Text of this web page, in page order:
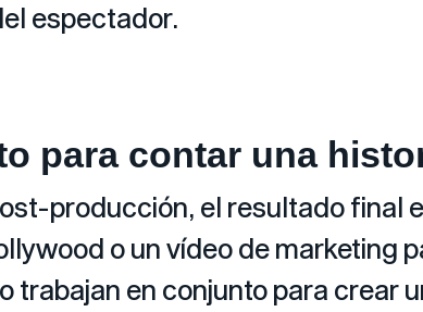
espectador.
para contar una
producción, el resultado final
o un vídeo de marketing
trabajan en conjunto para crear